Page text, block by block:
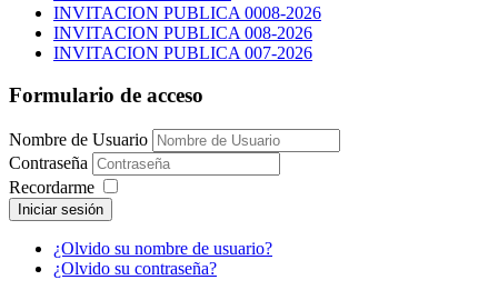
INVITACION PUBLICA 0008-2026
INVITACION PUBLICA 008-2026
INVITACION PUBLICA 007-2026
Formulario de acceso
Nombre de Usuario
Contraseña
Recordarme
Iniciar sesión
¿Olvido su nombre de usuario?
¿Olvido su contraseña?